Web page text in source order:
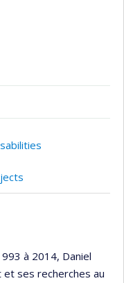
à 2014, Daniel
et ses recherches au